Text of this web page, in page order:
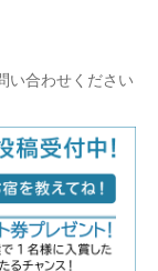
い合わせください